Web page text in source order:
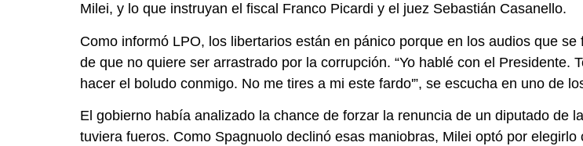
Milei, y lo que instruyan el fiscal Franco Picardi y el juez Sebastián Casanello.
Como informó LPO, los libertarios están en pánico porque en los audios que
de que no quiere ser arrastrado por la corrupción. “Yo hablé con el Presidente.
hacer el boludo conmigo. No me tires a mi este fardo'”, se escucha en uno de
El gobierno había analizado la chance de forzar la renuncia de un diputado de
tuviera fueros. Como Spagnuolo declinó esas maniobras, Milei optó por